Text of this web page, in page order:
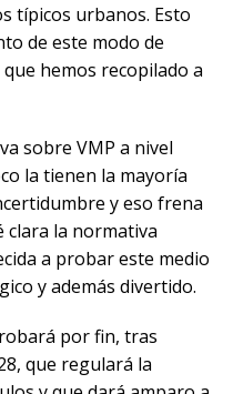
típicos urbanos. Esto
de este modo de
hemos recopilado a
sobre VMP a nivel
la tienen la mayoría
y eso frena
clara la normativa
a probar este medio
y además divertido.
por fin, tras
que regulará la